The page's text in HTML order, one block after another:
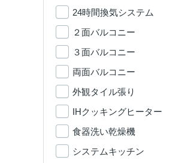
24時間換気システム
２面バルコニー
３面バルコニー
両面バルコニー
外観タイル張り
IHクッキングヒーター
食器洗い乾燥機
システムキッチン